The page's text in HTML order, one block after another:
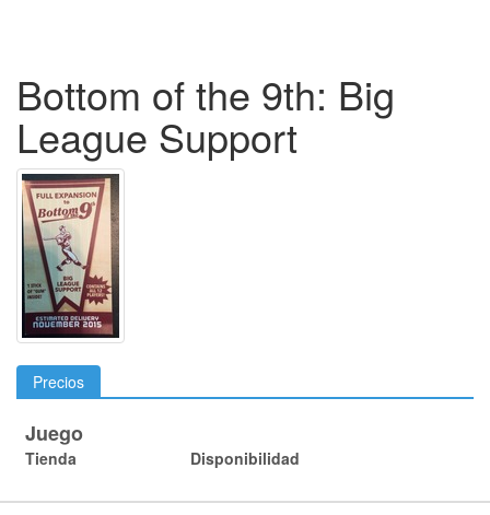
Bottom of the 9th: Big
League Support
Precios
Juego
Tienda Disponibilidad